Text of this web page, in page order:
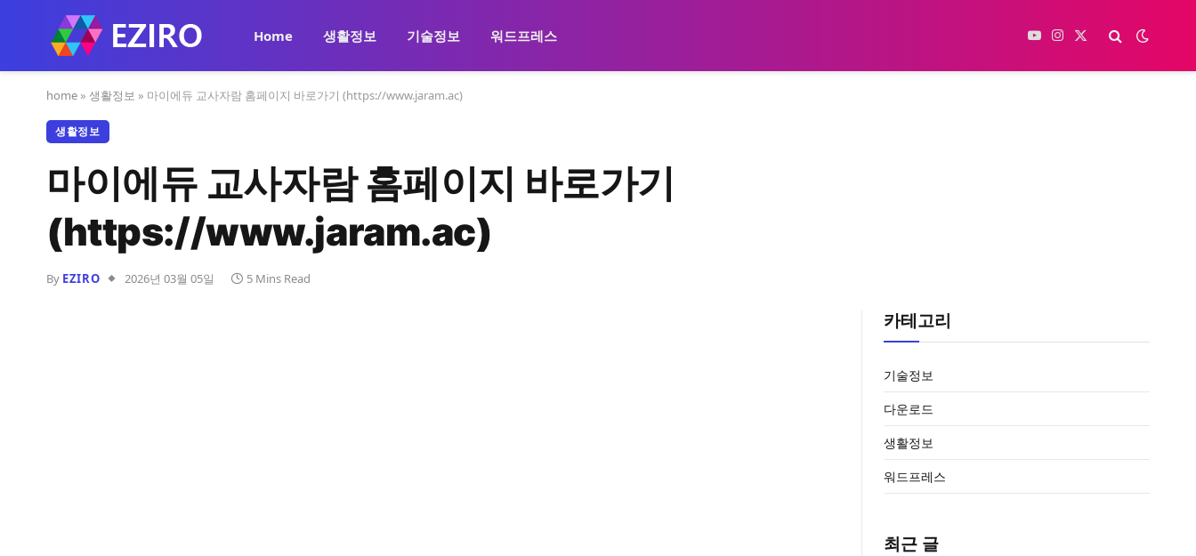
Home 생활정보 기술정보 워드프레스 YouTubeInstagram
X
home » 생활정보 » 마이에듀 교사자람 홈페이지 바로가기 (https://www.jaram.ac)
생활정보
마이에듀 교사자람 홈페이지 바로가기
(https://www.jaram.ac)
By EZIRO 2026년 03월 05일 5 Mins Read
카테고리
기술정보
다운로드
생활정보
워드프레스
최근 글